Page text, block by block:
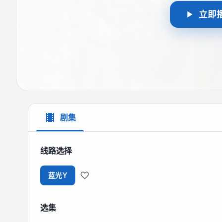
立即
剧集
线路选择
蓝光Y
选集